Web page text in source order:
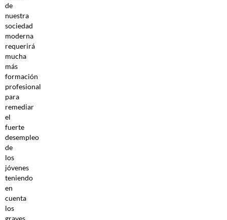
de
nuestra
sociedad
moderna
requerirá
mucha
más
formación
profesional
para
remediar
el
fuerte
desempleo
de
los
jóvenes
teniendo
en
cuenta
los
graves